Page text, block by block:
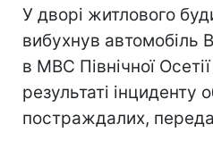
У дворі житлового
вибухнув
в МВС Північної
результаті інциденту
постраждалих,